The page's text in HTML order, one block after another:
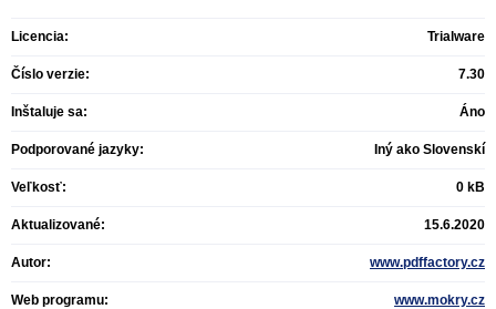
Licencia: Trialware
Číslo verzie: 7.30
Inštaluje sa: Áno
Podporované jazyky: Iný ako Slovenskí
Veľkosť: 0 kB
Aktualizované: 15.6.2020
Autor: www.pdffactory.cz
Web programu: www.mokry.cz